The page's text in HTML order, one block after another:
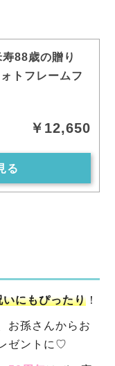
88歳の贈り
トフレームフ
￥12,650
る
いにもぴったり ！
お孫さんからお
ゼントに♡